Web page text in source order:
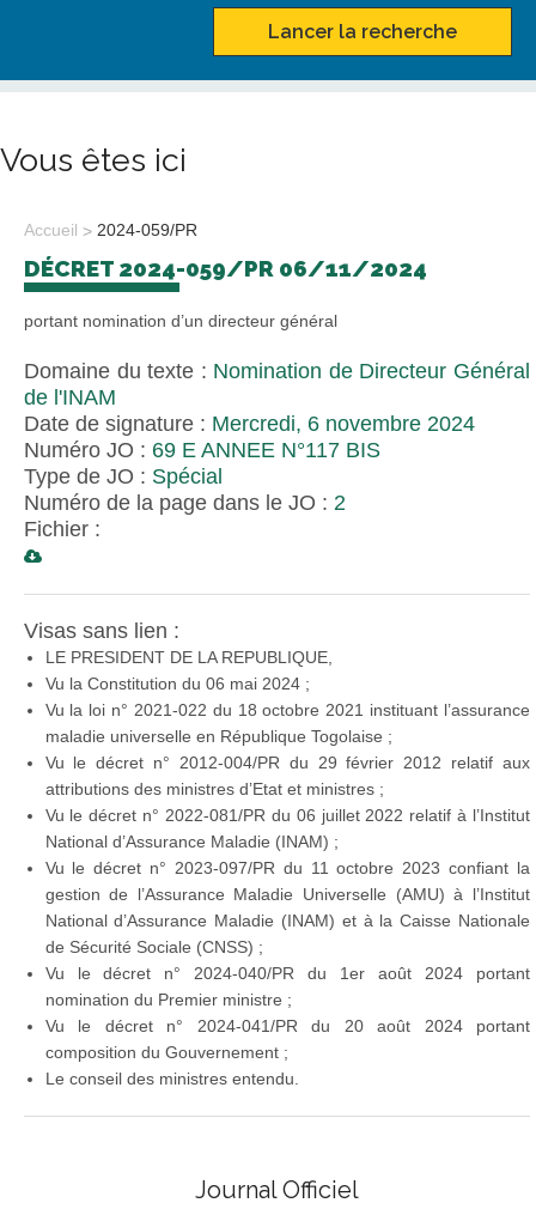
Lancer la recherche
Vous êtes ici
Accueil 2024-059/PR
DÉCRET 2024-059/PR 06/11/2024
portant nomination d’un directeur général
Domaine du texte : Nomination de Directeur Général
de l'INAM
Date de signature : Mercredi, 6 novembre 2024
Numéro JO : 69 E ANNEE N°117 BIS
Type de JO : Spécial
Numéro de la page dans le JO : 2
Fichier :
Visas sans lien :
LE PRESIDENT DE LA REPUBLIQUE,
Vu la Constitution du 06 mai 2024 ;
Vu la loi n° 2021-022 du 18 octobre 2021 instituant l’assurance
maladie universelle en République Togolaise ;
Vu le décret n° 2012-004/PR du 29 février 2012 relatif aux
attributions des ministres d’Etat et ministres ;
Vu le décret n° 2022-081/PR du 06 juillet 2022 relatif à l’Institut
National d’Assurance Maladie (INAM) ;
Vu le décret n° 2023-097/PR du 11 octobre 2023 confiant la
gestion de l’Assurance Maladie Universelle (AMU) à l’Institut
National d’Assurance Maladie (INAM) et à la Caisse Nationale
de Sécurité Sociale (CNSS) ;
Vu le décret n° 2024-040/PR du 1er août 2024 portant
nomination du Premier ministre ;
Vu le décret n° 2024-041/PR du 20 août 2024 portant
composition du Gouvernement ;
Le conseil des ministres entendu.
Journal Officiel